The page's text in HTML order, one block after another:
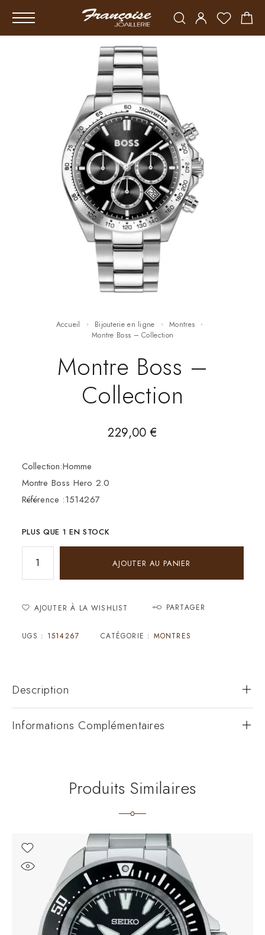
Accueil Bijouterie en ligne
Montres
Montre Boss – Collection
Montre Boss –
Collection
229,00€
Collection:Homme
Montre Boss Hero 2.0
Référence :1514267
PLUS QUE 1 EN STOCK
AJOUTER AU PANIER
AJOUTER À LA WISHLIST PARTAGER
UGS : 1514267 CATÉGORIE : MONTRES
Description
Informations Complémentaires
Produits Similaires